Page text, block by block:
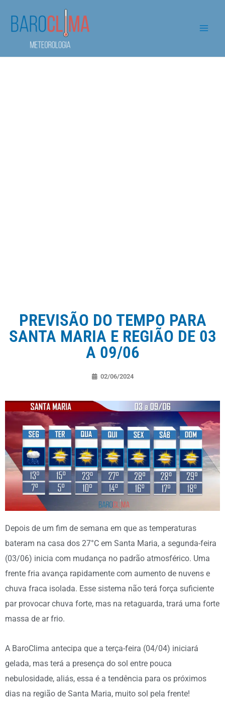
PREVISÃO DO TEMPO PARA
SANTA MARIA E REGIÃO DE 03
A 09/06
02/06/2024
Depois de um fim de semana em que as temperaturas
bateram na casa dos 27°C em Santa Maria, a segunda-feira
(03/06) inicia com mudança no padrão atmosférico. Uma
frente fria avança rapidamente com aumento de nuvens e
chuva fraca isolada. Esse sistema não terá força suficiente
par provocar chuva forte, mas na retaguarda, trará uma forte
massa de ar frio.
A BaroClima antecipa que a terça-feira (04/04) iniciará
gelada, mas terá a presença do sol entre pouca
nebulosidade, aliás, essa é a tendência para os próximos
dias na região de Santa Maria, muito sol pela frente!